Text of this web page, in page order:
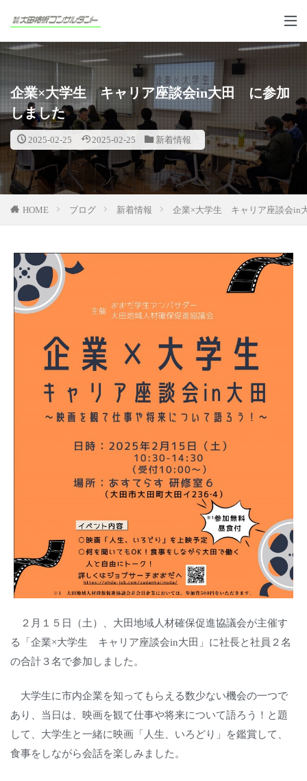
企業×大学生 キャリア座談会in大田 に参加
しました
2025-02-25 2025-02-25 新着情報
HOME ブログ 新着情報 企業×大学生 キャリア座談会in
２月１５日（土）、大田地域人材確保促進協議会が主催す
る「企業×大学生 キャリア座談会in大田」に社長と社員２名
の合計３名で参加しました。
大学生に市内企業を知ってもらえる数少ない機会の一つで
あり、当日は、映画を観て仕事や将来について語ろう！と題
して、大学生と一緒に映画「人生、いろどり」を鑑賞して、
食事をしながら会話を楽しみました。